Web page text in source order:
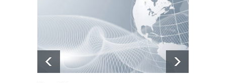
Güncel 7 Ağustos 2026